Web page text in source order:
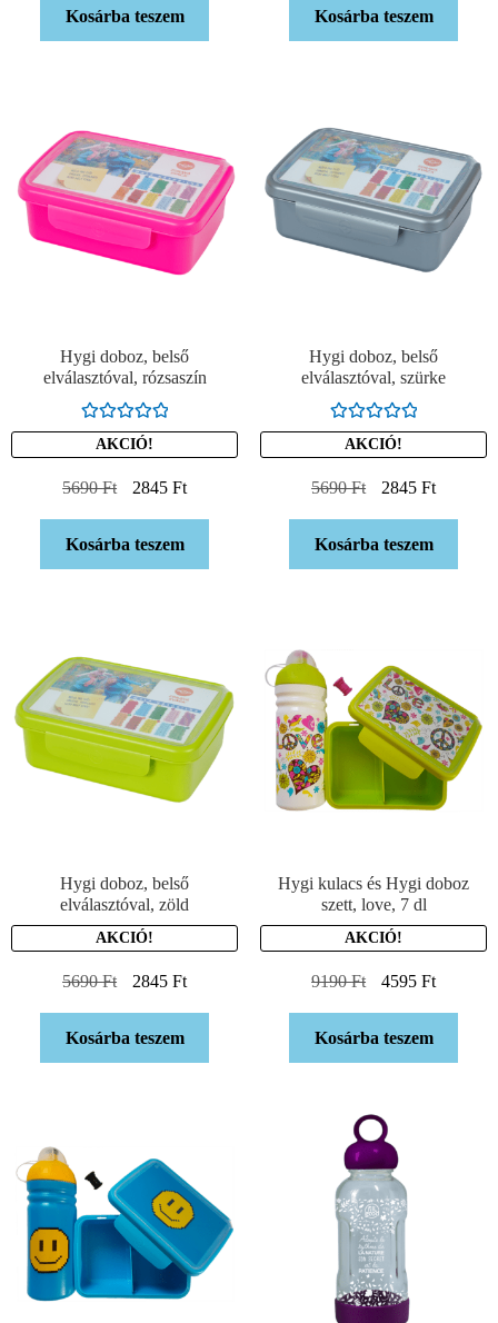
Kosárba teszem Kosárba teszem
Hygi doboz, belső
elválasztóval, rózsaszín
Értékelés:
5.00/ 5
AKCIÓ!
5690Ft 2845 Ft
Kosárba teszem
Hygi doboz, belső
elválasztóval, szürke
Értékelés:
5.00/ 5
AKCIÓ!
5690Ft 2845 Ft
Kosárba teszem
Hygi doboz, belső
elválasztóval, zöld
AKCIÓ!
5690Ft 2845 Ft
Kosárba teszem
Hygi kulacs és Hygi doboz
szett, love, 7 dl
AKCIÓ!
9190Ft 4595 Ft
Kosárba teszem